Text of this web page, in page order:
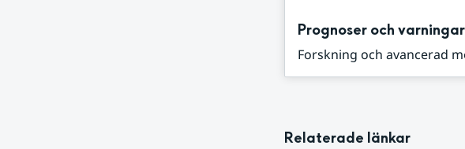
Prognoser och varningar
Forskning och avancerad
Relaterade länkar